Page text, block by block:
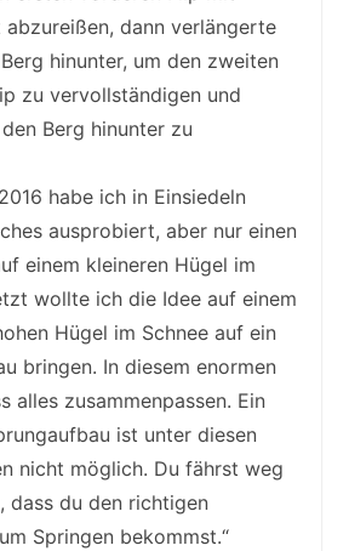
dann verlängerte
hinunter, um den zweiten
zu vervollständigen und
Berg hinunter zu
habe ich in Einsiedeln
ausprobiert, aber nur einen
einem kleineren Hügel im
wollte ich die Idee auf einem
Hügel im Schnee auf ein
bringen. In diesem enormen
alles zusammenpassen. Ein
ist unter diesen
nicht möglich. Du fährst weg
dass du den richtigen
Springen bekommst.“